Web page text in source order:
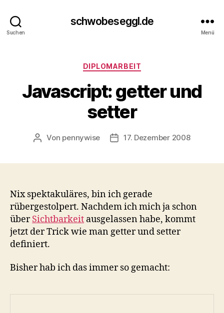
Suchen
schwobeseggl.de
Menü
Kategorien
DIPLOMARBEIT
Javascript: getter und
setter
Beitragsautor
Von pennywise Veröffentlichungsdatum
17. Dezember 2008
Nix spektakuläres, bin ich gerade
rübergestolpert. Nachdem ich mich ja schon
überSichtbarkeit ausgelassen habe, kommt
jetzt der Trick wie man getter und setter
definiert.
Bisher hab ich das immer so gemacht: